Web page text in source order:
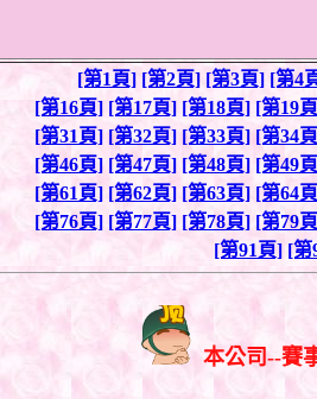
[第1頁] [第2頁] [第3頁] [第4
[第16頁] [第17頁] [第18頁] [第19
[第31頁] [第32頁] [第33頁] [第34
[第46頁] [第47頁] [第48頁] [第49
[第61頁] [第62頁] [第63頁] [第64
[第76頁] [第77頁] [第78頁] [第79
[第91頁] [第
本公司--賽